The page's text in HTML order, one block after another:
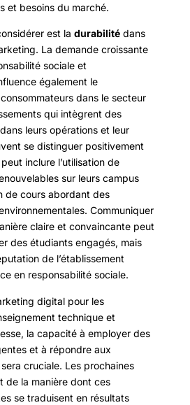
et besoins du marché.
est la durabilité dans
La demande croissante
sociale et
également le
dans le secteur
qui intègrent des
leurs opérations et leur
se distinguer positivement
inclure l’utilisation de
sur leurs campus
de cours abordant des
Communiquer
claire et convaincante peut
des étudiants engagés, mais
de l’établissement
en responsabilité sociale.
digital pour les
technique et
la capacité à employer des
et à répondre aux
cruciale. Les prochaines
de la manière dont ces
se traduisent en résultats